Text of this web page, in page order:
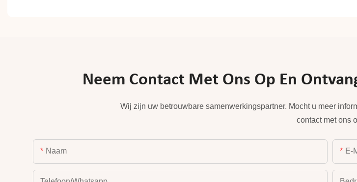
Neem Contact Met Ons Op En
Wij zijn uw betrouwbare samenwerkingspartner. Mocht u meer
contact met ons
Naam E-